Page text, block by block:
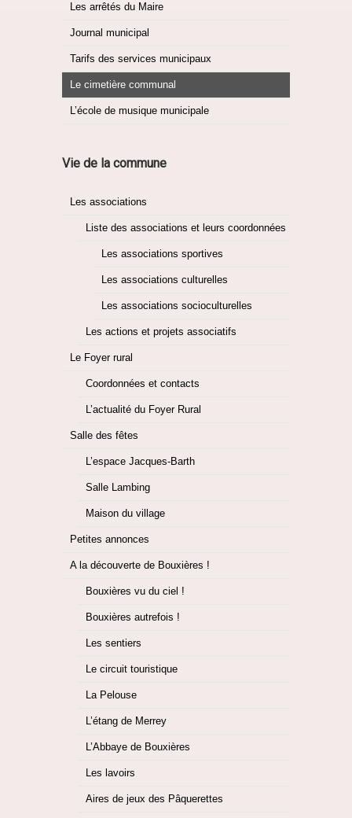
Les arrêtés du Maire
Journal municipal
Tarifs des services municipaux
Le cimetière communal
L’école de musique municipale
Vie de la commune
Les associations
Liste des associations et leurs coordonnées
Les associations sportives
Les associations culturelles
Les associations socioculturelles
Les actions et projets associatifs
Le Foyer rural
Coordonnées et contacts
L’actualité du Foyer Rural
Salle des fêtes
L’espace Jacques-Barth
Salle Lambing
Maison du village
Petites annonces
A la découverte de Bouxières !
Bouxières vu du ciel !
Bouxières autrefois !
Les sentiers
Le circuit touristique
La Pelouse
L’étang de Merrey
L’Abbaye de Bouxières
Les lavoirs
Aires de jeux des Pâquerettes